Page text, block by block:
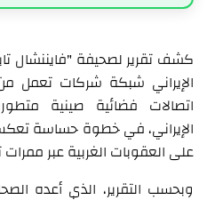
كشف تقرير لصحيفة "فايننشال
الإيراني شبكة شركات تعمل
اتصالات فضائية صينية
الإيراني، في خطوة حساسة
على العقوبات الغربية عبر ممرات
وبحسب التقرير، الذي أعده